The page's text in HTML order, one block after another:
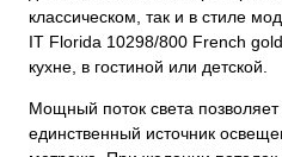
классическом, так и в стиле
IT Florida 10298/800 French
кухне, в гостиной или детской.
Мощный поток света позволяет
единственный источник